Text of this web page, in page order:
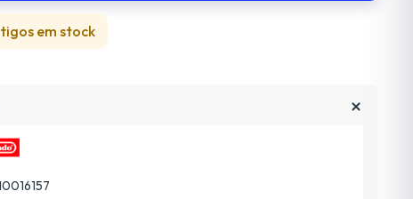
em stock